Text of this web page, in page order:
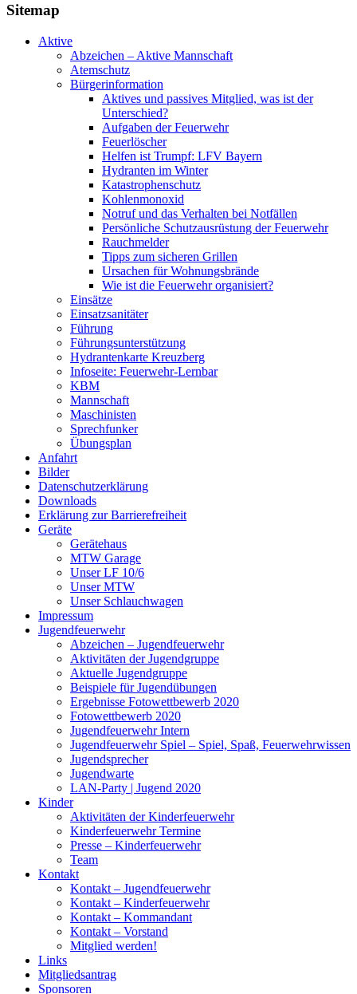
Sitemap
Aktive
Abzeichen – Aktive Mannschaft
Atemschutz
Bürgerinformation
Aktives und passives Mitglied, was ist der
Unterschied?
Aufgaben der Feuerwehr
Feuerlöscher
Helfen ist Trumpf: LFV Bayern
Hydranten im Winter
Katastrophenschutz
Kohlenmonoxid
Notruf und das Verhalten bei Notfällen
Persönliche Schutzausrüstung der Feuerwehr
Rauchmelder
Tipps zum sicheren Grillen
Ursachen für Wohnungsbrände
Wie ist die Feuerwehr organisiert?
Einsätze
Einsatzsanitäter
Führung
Führungsunterstützung
Hydrantenkarte Kreuzberg
Infoseite: Feuerwehr-Lernbar
KBM
Mannschaft
Maschinisten
Sprechfunker
Übungsplan
Anfahrt
Bilder
Datenschutzerklärung
Downloads
Erklärung zur Barriere­frei­heit
Geräte
Gerätehaus
MTW Garage
Unser LF 10/6
Unser MTW
Unser Schlauchwagen
Impressum
Jugendfeuerwehr
Abzeichen – Jugendfeuerwehr
Aktivitäten der Jugendgruppe
Aktuelle Jugendgruppe
Beispiele für Jugendübungen
Ergebnisse Fotowettbewerb 2020
Fotowettbewerb 2020
Jugendfeuerwehr Intern
Jugendfeuerwehr Spiel – Spiel, Spaß, Feuerwehrwissen
Jugendsprecher
Jugendwarte
LAN-Party | Jugend 2020
Kinder
Aktivitäten der Kinderfeuerwehr
Kinderfeuerwehr Termine
Presse – Kinderfeuerwehr
Team
Kontakt
Kontakt – Jugendfeuerwehr
Kontakt – Kinderfeuerwehr
Kontakt – Kommandant
Kontakt – Vorstand
Mitglied werden!
Links
Mitgliedsantrag
Sponsoren